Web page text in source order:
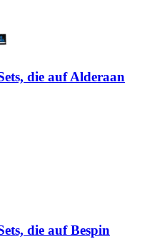
die auf Alderaan
die auf Bespin